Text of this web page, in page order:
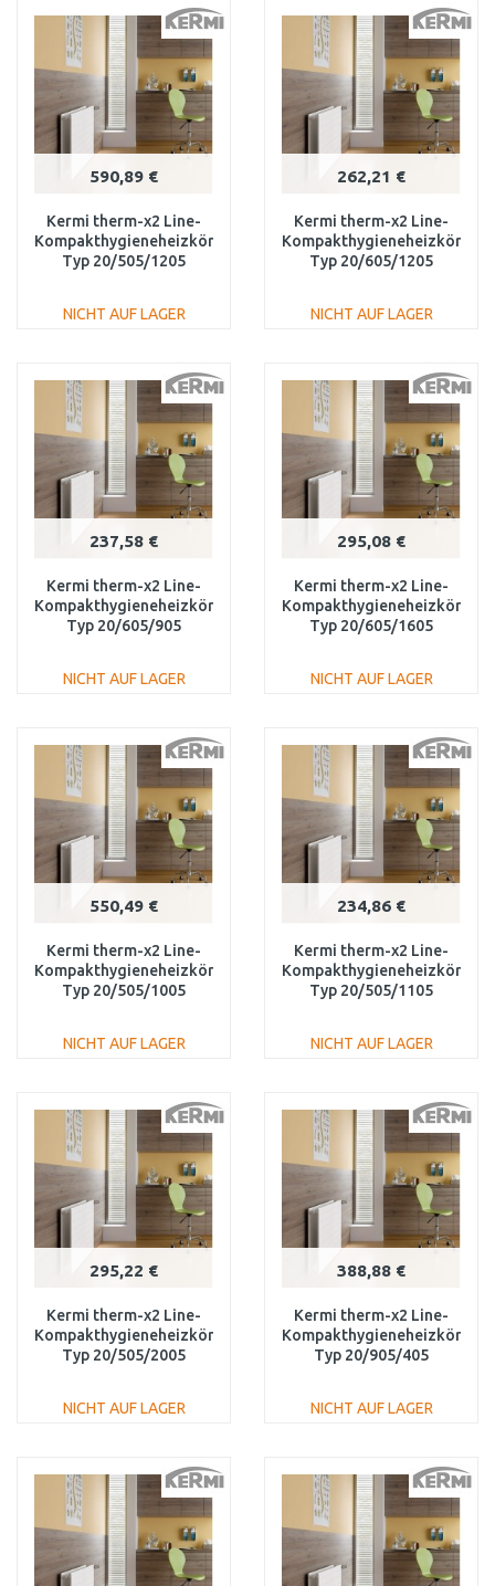
Vergleichen Vergleichen
590,89 €
Kermi therm-x2 Line-
Kompakthygieneheizkörper
Typ 20/505/1205
NICHT AUF LAGER
Vergleichen
262,21 €
Kermi therm-x2 Line-
Kompakthygieneheizkörper
Typ 20/605/1205
NICHT AUF LAGER
Vergleichen
237,58 €
Kermi therm-x2 Line-
Kompakthygieneheizkörper
Typ 20/605/905
NICHT AUF LAGER
Vergleichen
295,08 €
Kermi therm-x2 Line-
Kompakthygieneheizkörper
Typ 20/605/1605
NICHT AUF LAGER
Vergleichen
550,49 €
Kermi therm-x2 Line-
Kompakthygieneheizkörper
Typ 20/505/1005
NICHT AUF LAGER
Vergleichen
234,86 €
Kermi therm-x2 Line-
Kompakthygieneheizkörper
Typ 20/505/1105
NICHT AUF LAGER
Vergleichen
295,22 €
Kermi therm-x2 Line-
Kompakthygieneheizkörper
Typ 20/505/2005
NICHT AUF LAGER
Vergleichen
388,88 €
Kermi therm-x2 Line-
Kompakthygieneheizkörper
Typ 20/905/405
NICHT AUF LAGER
Vergleichen